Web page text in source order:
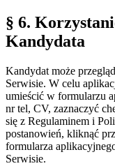
§ 6.
Kandydata
Kandydat może
Serwisie. W celu
umieścić w formularzu
nr tel, CV, zaznaczyć
się z Regulaminem i
postanowień, kliknąć
formularza
Serwisie.